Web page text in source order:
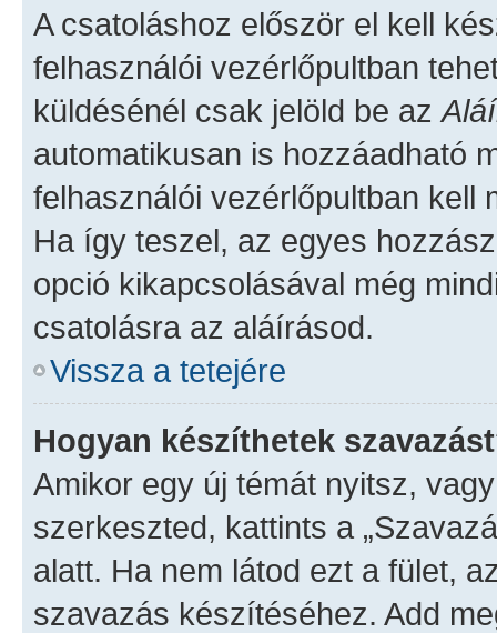
A csatoláshoz először el kell
felhasználói vezérlőpultban
küldésénél csak jelöld be az
automatikusan is hozzáadható
felhasználói vezérlőpultban kell
Ha így teszel, az egyes
opció kikapcsolásával még
csatolásra az aláírásod.
Vissza a tetejére
Hogyan készíthetek
Amikor egy új témát nyitsz,
szerkeszted, kattints a
alatt. Ha nem látod ezt a fület,
szavazás készítéséhez. Add